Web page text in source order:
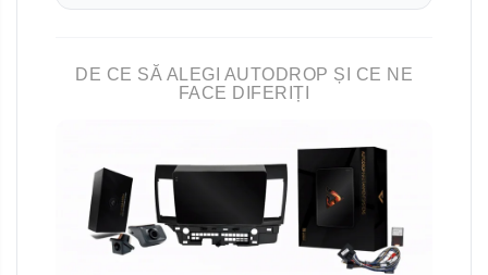
DE CE SĂ ALEGI AUTODROP ȘI CE NE
FACE DIFERIȚI